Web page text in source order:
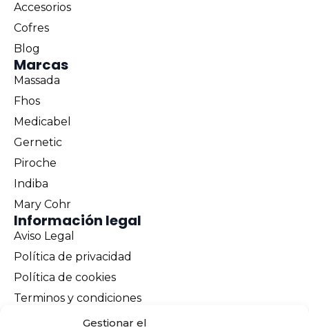
Gestionar el
Accesorios
Cofres
Blog
Marcas
Massada
Fhos
Medicabel
Gernetic
Piroche
Indiba
Mary Cohr
Información legal
Aviso Legal
Política de privacidad
Política de cookies
Terminos y condiciones
Envíos y devoluciones